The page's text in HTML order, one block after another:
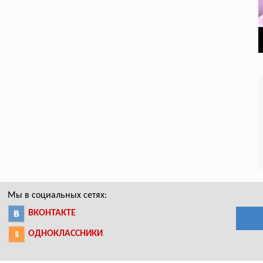
Мы в социальных сетях:
ВКОНТАКТЕ
ОДНОКЛАССНИКИ